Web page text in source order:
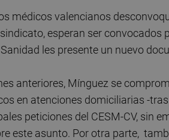
médicos valencianos
esperan ser convocados
les presente un nuevo
anteriores, Mínguez se
en atenciones domiciliarias -
peticiones del CESM-CV, sin
este asunto. Por otra parte,